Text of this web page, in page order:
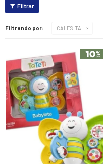
Filtrando por: CALESITA